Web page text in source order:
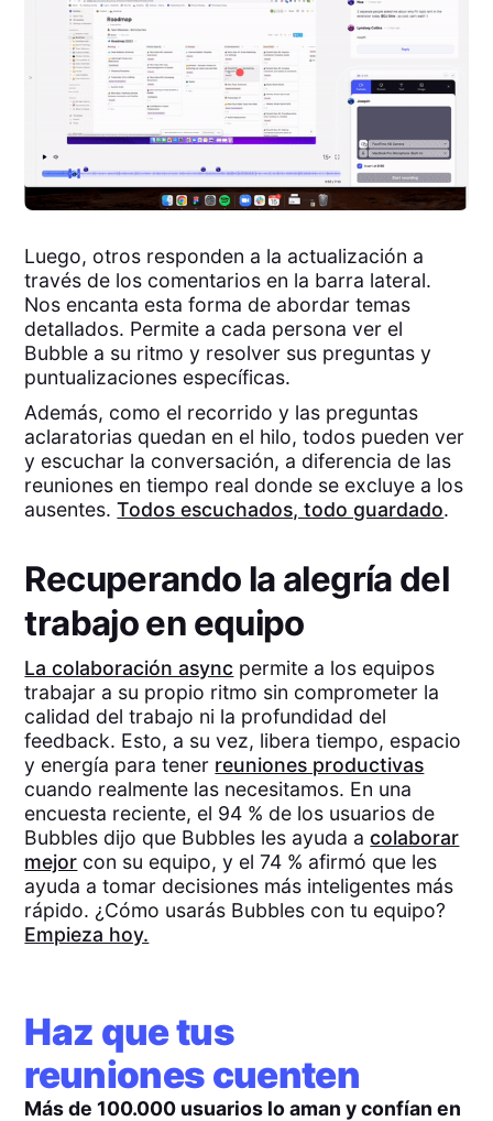
Luego, otros responden a la actualización a
través de los comentarios en la barra lateral.
Nos encanta esta forma de abordar temas
detallados. Permite a cada persona ver el
Bubble a su ritmo y resolver sus preguntas y
puntualizaciones específicas.
Además, como el recorrido y las preguntas
aclaratorias quedan en el hilo, todos pueden ver
y escuchar la conversación, a diferencia de las
reuniones en tiempo real donde se excluye a los
ausentes.Todos escuchados, todo guardado.
Recuperando la alegría del
trabajo en equipo
La colaboración async permite a los equipos
trabajar a su propio ritmo sin comprometer la
calidad del trabajo ni la profundidad del
feedback. Esto, a su vez, libera tiempo, espacio
y energía para tener reuniones productivas
cuando realmente las necesitamos. En una
encuesta reciente, el 94 % de los usuarios de
Bubbles dijo que Bubbles les ayuda acolaborar
mejor con su equipo, y el 74 % afirmó que les
ayuda a tomar decisiones más inteligentes más
rápido. ¿Cómo usarás Bubbles con tu equipo?
Empieza hoy.
Haz que tus
reuniones cuenten
Más de 100.000 usuarios lo aman y confían en